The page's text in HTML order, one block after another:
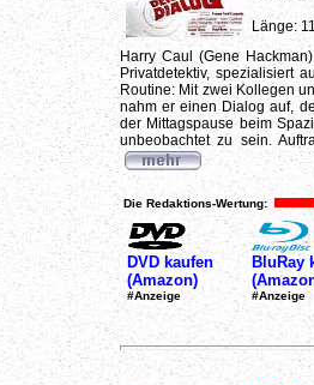
Länge:
Harry Caul (Gene
Privatdetektiv, spezialisiert
Routine: Mit zwei Kollegen
nahm er einen Dialog auf,
der Mittagspause beim
unbeobachtet zu sein.
Die Redaktions-Wertung:
DVD kaufen
(Amazon)
#Anzeige
BluRay
#Anzeige